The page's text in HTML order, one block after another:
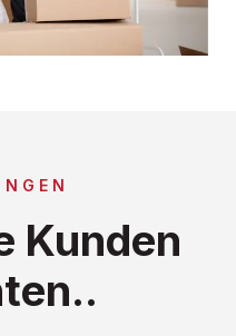
Kunden